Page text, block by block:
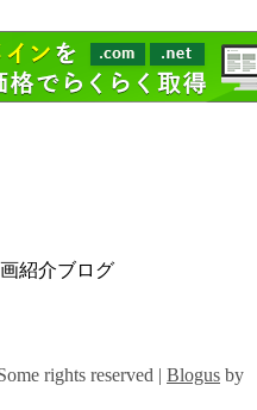
紹介ブログ
rights reserved | Blogus by